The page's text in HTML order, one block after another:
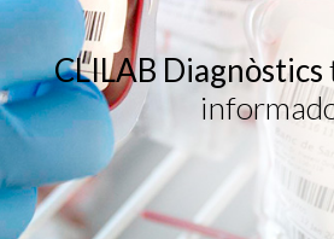
CLILAB Diagnòstics